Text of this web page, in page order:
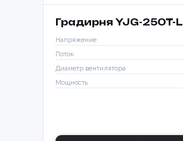
Градирня YJG-250T-L
Напряжение
Поток
Диаметр вентилятора
Мощность